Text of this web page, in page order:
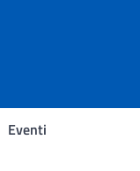
Eventi